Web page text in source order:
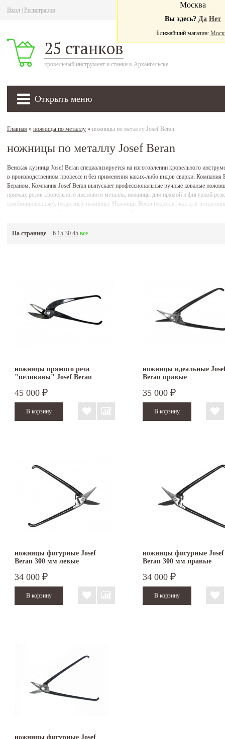
Вход Регистрация
25 станков
кровельный инструмент и станки в Архангельске
Открыть меню
Москва
Вы здесь? Да Нет
Ближайший магазин:
Главная » ножницы по металлу » ножницы по металлу Josef Beran
ножницы по металлу Josef Beran
Венская кузница Josef Beran специализируется на изготовлении кровельного
в производственном процессе и без применения каких-либо видов сварки.
Бераном. Компания Josef Beran выпускает профессиональные ручные кованые
прямых резов кровельного листового металла, ножницы для прямой и фигурной
комбинированные), подрезные ножницы. Ножницы Beran подходят как для резки
ручные ножницы по металлу Beran можно в наших офисах, либо с доставкой
На странице 6 15 30 45 все
ножницы прямого реза
"пеликаны" Josef Beran
45 000 ₽
ножницы идеальные
Beran правые
35 000 ₽
ножницы фигурные Josef
Beran 300 мм левые
34 000 ₽
ножницы фигурные Josef
Beran 300 мм правые
34 000 ₽
ножницы фигурные Josef